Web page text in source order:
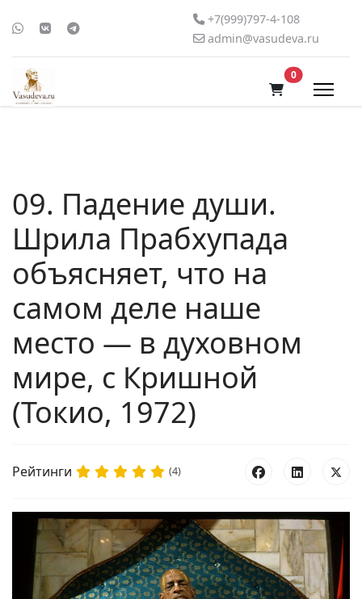
+7(999)797-4-108
admin@vasudeva.ru
0В корзину
09. Падение души.
Шрила Прабхупада
объясняет, что на
самом деле наше
место — в духовном
мире, с Кришной
(Токио, 1972)
Рейтинги (4)